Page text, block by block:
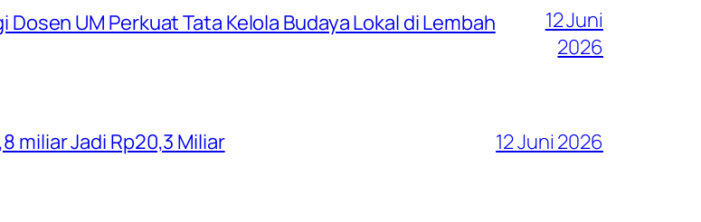
UM Perkuat Tata Kelola Budaya Lokal di Lembah
12 Juni
2026
miliar Jadi Rp20,3 Miliar 12 Juni 2026